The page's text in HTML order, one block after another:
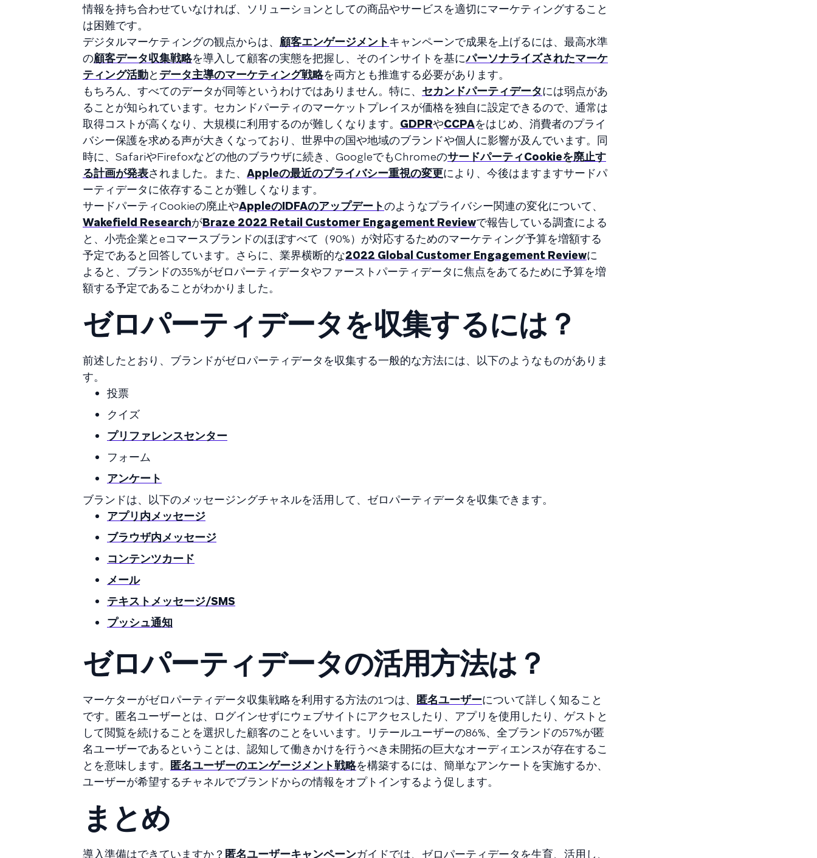
情報を持ち合わせていなければ、ソリューションとしての商品やサービスを適切にマーケティングすること
は困難です。
デジタルマーケティングの観点からは、 顧客エンゲージメントキャンペーンで成果を上げるには、最高水準
の顧客データ収集戦略を導入して顧客の実態を把握し、そのインサイトを基にパーソナライズされたマーケ
ティング活動と データ主導のマーケティング戦略を両方とも推進する必要があります。
もちろん、すべてのデータが同等というわけではありません。特に、 セカンドパーティデータには弱点があ
ることが知られています。セカンドパーティのマーケットプレイスが価格を独自に設定できるので、通常は
取得コストが高くなり、大規模に利用するのが難しくなります。 GDPRやCCPAをはじめ、消費者のプライ
バシー保護を求める声が大きくなっており、世界中の国や地域のブランドや個人に影響が及んでいます。同
時に、SafariやFirefoxなどの他のブラウザに続き、GoogleでもChromeのサードパーティCookieを廃止す
る計画が発表されました。また、 Appleの最近のプライバシー重視の変更により、今後はますますサードパ
ーティデータに依存することが難しくなります。
サードパーティCookieの廃止やAppleのIDFAのアップデートのようなプライバシー関連の変化について、
Wakefield ResearchがBraze 2022 Retail Customer Engagement Reviewで報告している調査による
と、小売企業とeコマースブランドのほぼすべて（90%）が対応するためのマーケティング予算を増額する
予定であると回答しています。さらに、業界横断的な2022 Global Customer Engagement Reviewに
よると、ブランドの35%がゼロパーティデータやファーストパーティデータに焦点をあてるために予算を増
額する予定であることがわかりました。
ゼロパーティデータを収集するには？
前述したとおり、ブランドがゼロパーティデータを収集する一般的な方法には、以下のようなものがありま
す。
投票
クイズ
プリファレンスセンター
フォーム
アンケート
ブランドは、以下のメッセージングチャネルを活用して、ゼロパーティデータを収集できます。
アプリ内メッセージ
ブラウザ内メッセージ
コンテンツカード
メール
テキストメッセージ/SMS
プッシュ通知
ゼロパーティデータの活用方法は？
マーケターがゼロパーティデータ収集戦略を利用する方法の1つは、 匿名ユーザーについて詳しく知ること
です。匿名ユーザーとは、ログインせずにウェブサイトにアクセスしたり、アプリを使用したり、ゲストと
して閲覧を続けることを選択した顧客のことをいいます。リテールユーザーの86%、全ブランドの57%が匿
名ユーザーであるということは、認知して働きかけを行うべき未開拓の巨大なオーディエンスが存在するこ
とを意味します。 匿名ユーザーのエンゲージメント戦略を構築するには、簡単なアンケートを実施するか、
ユーザーが希望するチャネルでブランドからの情報をオプトインするよう促します。
まとめ
導入準備はできていますか？ 匿名ユーザーキャンペーンガイドでは、ゼロパーティデータを生育、活用し、